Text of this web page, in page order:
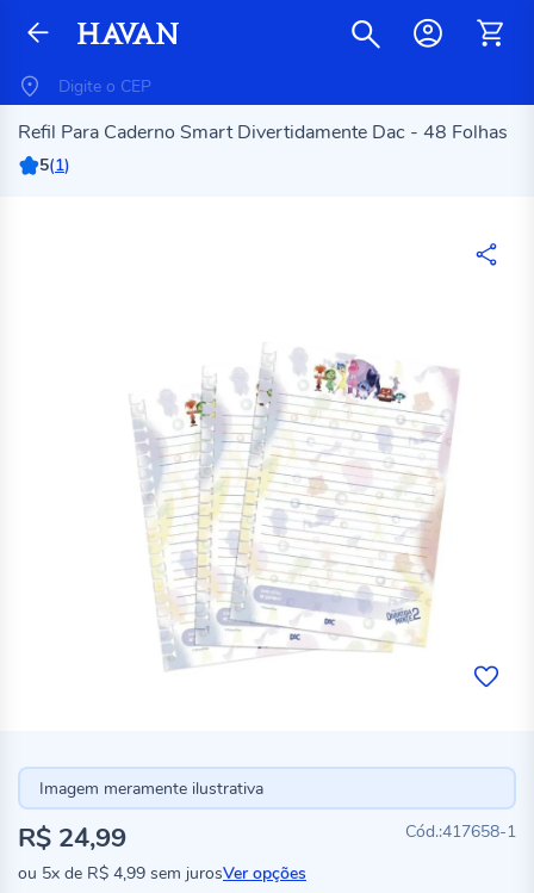
Refil Para Caderno Smart Divertidamente Dac - 48 Folhas
5(1)
Imagem meramente ilustrativa
417658-1
R$ 24,99
ou 5x de R$ 4,99 sem jurosVer opções